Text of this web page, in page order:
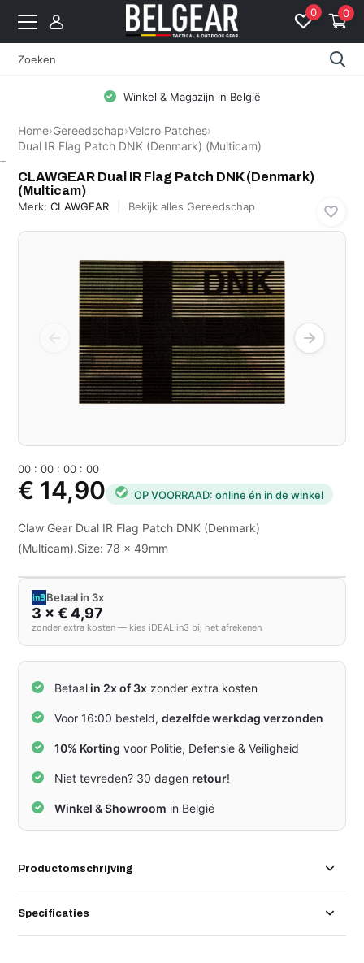
0 0
Winkel & Magazijn in België
Home›Gereedschap›Velcro Patches›
Dual IR Flag Patch DNK (Denmark) (Multicam)
CLAWGEAR Dual IR Flag Patch DNK (Denmark)
(Multicam)
Merk:CLAWGEAR Bekijk alles Gereedschap
00 :00 :00 :00
€ 14,90 OP VOORRAAD: online én in de winkel
Claw Gear Dual IR Flag Patch DNK (Denmark)
(Multicam).Size: 78 x 49mm
Betaal in 3x
3 × € 4,97
zonder extra kosten — kies iDEAL in3 bij het afrekenen
Betaal in 2x of 3x zonder extra kosten
Voor 16:00 besteld,dezelfde werkdag verzonden
10% Korting voor Politie, Defensie & Veiligheid
Niet tevreden? 30 dagen retour!
Winkel & Showroom in België
Productomschrijving
Specificaties